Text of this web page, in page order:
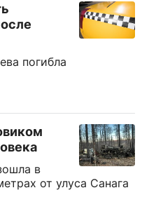
погибла
в
от улуса Санага